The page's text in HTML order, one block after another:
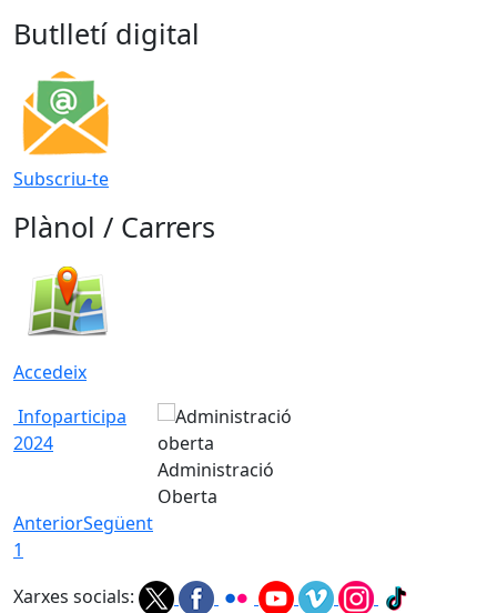
Butlletí digital
Subscriu-te
Plànol / Carrers
Accedeix
Infoparticipa
2024
Administració
Oberta
AnteriorSegüent
1
Xarxes socials: